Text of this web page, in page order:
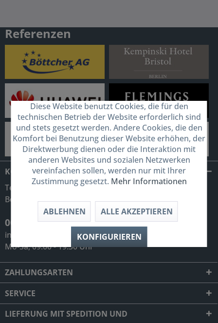
Referenzen
KONTAKT
Telefonische Unterstützung und
Beratung unter:
0049 (0) 7931 992 98 34
info@professionell-fitness-shop.de
Mo-Sa, 09:00 - 19:30 Uhr
ZAHLUNGSARTEN
SERVICE
LIEFERUNG MIT SPEDITION UND
Diese Website benutzt Cookies, die für den
technischen Betrieb der Website erforderlich sind
und stets gesetzt werden. Andere Cookies, die den
Komfort bei Benutzung dieser Website erhöhen, der
Direktwerbung dienen oder die Interaktion mit
anderen Websites und sozialen Netzwerken
vereinfachen sollen, werden nur mit Ihrer
Zustimmung gesetzt. Mehr Informationen
ABLEHNEN ALLE AKZEPTIEREN
KONFIGURIEREN